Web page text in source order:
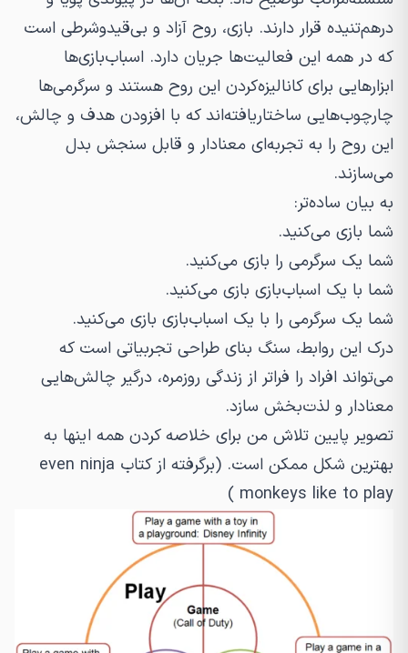
درهم‌تنیده قرار دارند. بازی، روح آزاد و بی‌قیدوشرطی است
که در همه این فعالیت‌ها جریان دارد. اسباب‌بازی‌ها
ابزارهایی برای کانالیزه‌کردن این روح هستند و سرگرمی‌ها
چارچوب‌هایی ساختاریافته‌اند که با افزودن هدف و چالش،
این روح را به تجربه‌ای معنادار و قابل سنجش بدل
می‌سازند.
به بیان ساده‌تر:
شما بازی می‌کنید.
شما یک سرگرمی را بازی می‌کنید.
شما با یک اسباب‌بازی بازی می‌کنید.
شما یک سرگرمی را با یک اسباب‌بازی بازی می‌کنید.
درک این روابط، سنگ بنای طراحی تجربیاتی است که
می‌تواند افراد را فراتر از زندگی روزمره، درگیر چالش‌هایی
معنادار و لذت‌بخش سازد.
تصویر پایین تلاش من برای خلاصه کردن همه اینها به
بهترین شکل ممکن است. (برگرفته از کتاب even ninja
monkeys like to play )